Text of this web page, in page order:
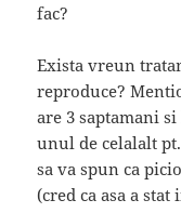
fac?
Exista vreun
reproduce?
are 3 saptamani
unul de celalalt
sa va spun ca
(cred ca asa a